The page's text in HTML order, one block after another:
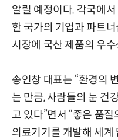
알릴 예정이다. 각국에
한 국가의 기업과 파트
시장에 국산 제품의 우
송인창 대표는 “환경의
는 만큼, 사람들의 눈 건
고 있다”면서 “좋은 품
의료기기를 개발해 세계